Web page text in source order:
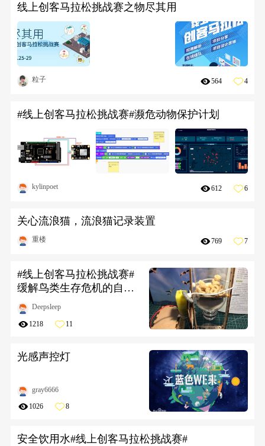
线上创客马拉松挑战赛之物尽其用
粒子 564 4
#线上创客马拉松挑战赛#濒危动物保护计划
kylinpoet 612 6
关心流浪猫，流浪猫记录装置
重楼 769 7
#线上创客马拉松挑战赛#
缓解鸟类生存危机的自动
喂猫器Deepsleep
1218 11
光感声控灯
gray6666
1026 8
安全饮用水#线上创客马拉松挑战赛#